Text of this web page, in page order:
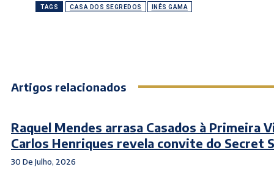
TAGS CASA DOS SEGREDOS INÊS GAMA
Artigos relacionados
Raquel Mendes arrasa Casados à Primeira
Carlos Henriques revela convite do Secret
30 De Julho, 2026